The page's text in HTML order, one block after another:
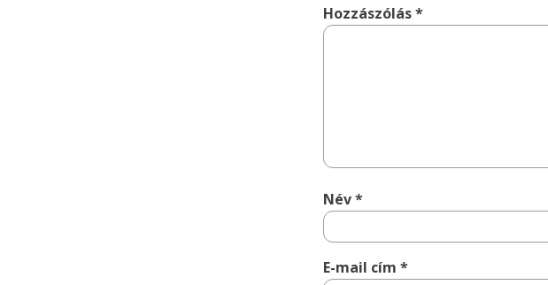
Hozzászólás*
Név*
E-mail cím *